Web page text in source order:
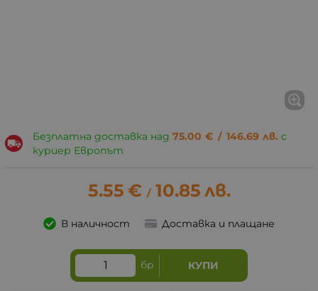
Безплатна доставка над 75.00 € / 146.69 лв. с
куриер Европът
5.55 € / 10.85 лв.
В наличност Доставка и плащане
бр КУПИ